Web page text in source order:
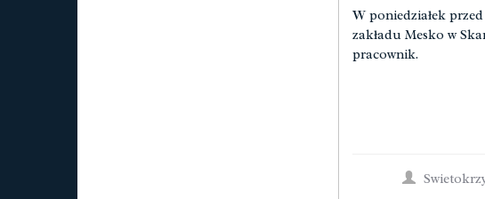
W poniedziałek
zakładu Mesko w
pracownik.